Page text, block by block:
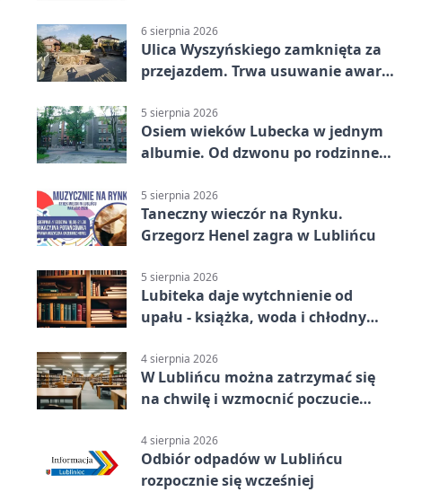
6 sierpnia 2026
Ulica Wyszyńskiego zamknięta za
przejazdem. Trwa usuwanie awarii
5 sierpnia 2026
Osiem wieków Lubecka w jednym
albumie. Od dzwonu po rodzinne
5 sierpnia 2026
Taneczny wieczór na Rynku.
Grzegorz Henel zagra w Lublińcu
5 sierpnia 2026
Lubiteka daje wytchnienie od
upału - książka, woda i chłodny
4 sierpnia 2026
W Lublińcu można zatrzymać się
na chwilę i wzmocnić poczucie
4 sierpnia 2026
Odbiór odpadów w Lublińcu
rozpocznie się wcześniej